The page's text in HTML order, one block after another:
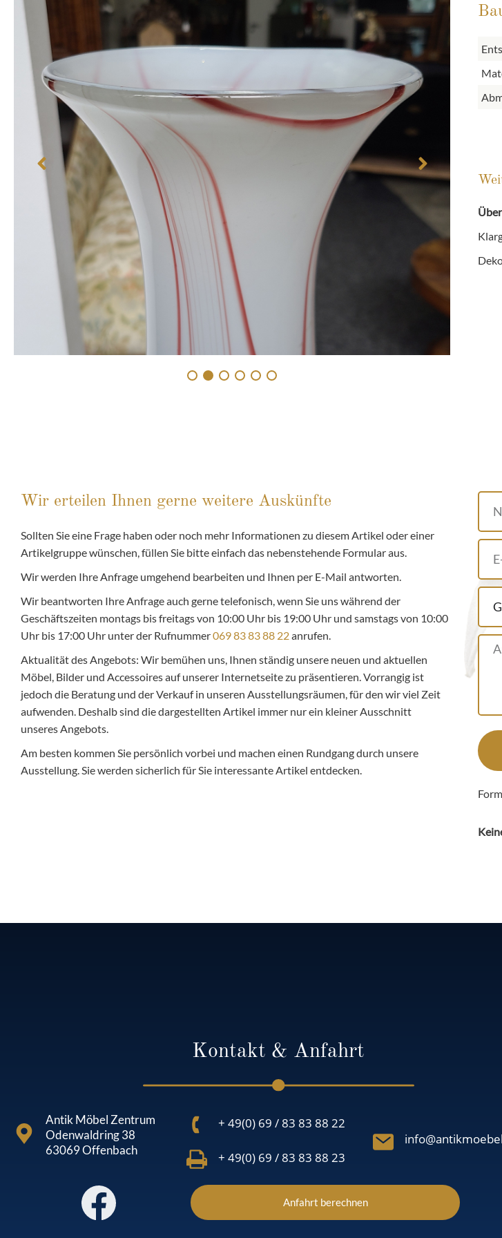
Wir erteilen Ihnen gerne weitere Auskünfte
Sollten Sie eine Frage haben oder noch mehr Informationen zu diesem Artikel oder einer
Artikelgruppe wünschen, füllen Sie bitte einfach das nebenstehende Formular aus.
Wir werden Ihre Anfrage umgehend bearbeiten und Ihnen per E-Mail antworten.
Wir beantworten Ihre Anfrage auch gerne telefonisch, wenn Sie uns während der
Geschäftszeiten montags bis freitags von 10:00 Uhr bis 19:00 Uhr und samstags von 10:00
Uhr bis 17:00 Uhr unter der Rufnummer069 83 83 88 22anrufen.
Aktualität des Angebots: Wir bemühen uns, Ihnen ständig unsere neuen und aktuellen
Möbel, Bilder und Accessoires auf unserer Internetseite zu präsentieren. Vorrangig ist
jedoch die Beratung und der Verkauf in unseren Ausstellungsräumen, für den wir viel Zeit
aufwenden. Deshalb sind die dargestellten Artikel immer nur ein kleiner Ausschnitt
unseres Angebots.
Am besten kommen Sie persönlich vorbei und machen einen Rundgang durch unsere
Ausstellung. Sie werden sicherlich für Sie interessante Artikel entdecken.
Kontakt & Anfahrt
Antik Möbel Zentrum
Odenwaldring 38
63069 Offenbach
+ 49(0) 69 / 83 83 88 22
+ 49(0) 69 / 83 83 88 23
Anfahrt berechnen